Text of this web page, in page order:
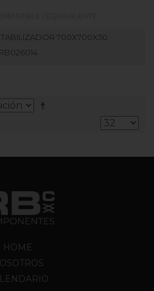
700X700X50
RB026014
HOME